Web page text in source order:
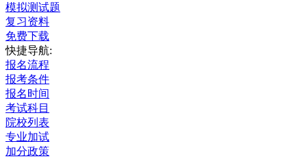
模拟测试题
复习资料
免费下载
快捷导航:
报名流程
报考条件
报名时间
考试科目
院校列表
专业加试
加分政策